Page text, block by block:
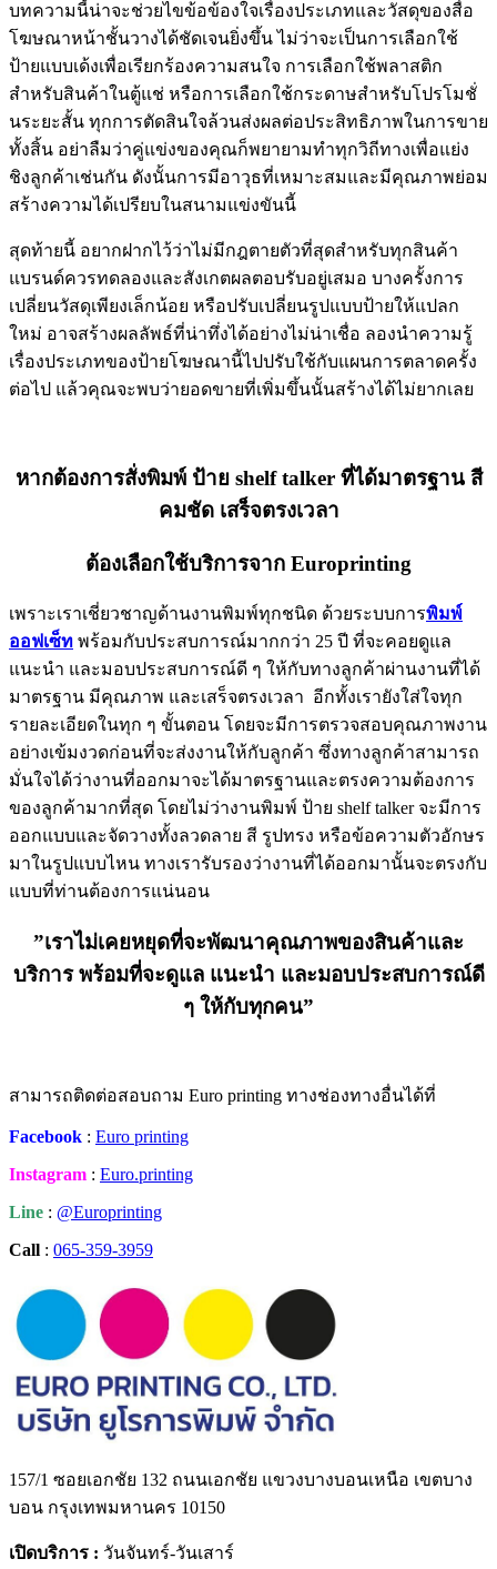
บทความนี้น่าจะช่วยไขข้อข้องใจเรื่องประเภทและวัสดุของสื่อ
โฆษณาหน้าชั้นวางได้ชัดเจนยิ่งขึ้น ไม่ว่าจะเป็นการเลือกใช้
ป้ายแบบเด้งเพื่อเรียกร้องความสนใจ การเลือกใช้พลาสติก
สำหรับสินค้าในตู้แช่ หรือการเลือกใช้กระดาษสำหรับโปรโมชั่
นระยะสั้น ทุกการตัดสินใจล้วนส่งผลต่อประสิทธิภาพในการขาย
ทั้งสิ้น อย่าลืมว่าคู่แข่งของคุณก็พยายามทำทุกวิถีทางเพื่อแย่ง
ชิงลูกค้าเช่นกัน ดังนั้นการมีอาวุธที่เหมาะสมและมีคุณภาพย่อม
สร้างความได้เปรียบในสนามแข่งขันนี้
สุดท้ายนี้ อยากฝากไว้ว่าไม่มีกฎตายตัวที่สุดสำหรับทุกสินค้า
แบรนด์ควรทดลองและสังเกตผลตอบรับอยู่เสมอ บางครั้งการ
เปลี่ยนวัสดุเพียงเล็กน้อย หรือปรับเปลี่ยนรูปแบบป้ายให้แปลก
ใหม่ อาจสร้างผลลัพธ์ที่น่าทึ่งได้อย่างไม่น่าเชื่อ ลองนำความรู้
เรื่องประเภทของป้ายโฆษณานี้ไปปรับใช้กับแผนการตลาดครั้ง
ต่อไป แล้วคุณจะพบว่ายอดขายที่เพิ่มขึ้นนั้นสร้างได้ไม่ยากเลย
หากต้องการสั่งพิมพ์ ป้าย shelf talker ที่ได้มาตรฐาน สี
คมชัด เสร็จตรงเวลา
ต้องเลือกใช้บริการจาก Europrinting
เพราะเราเชี่ยวชาญด้านงานพิมพ์ทุกชนิด ด้วยระบบการพิมพ์
ออฟเซ็ท พร้อมกับประสบการณ์มากกว่า 25 ปี ที่จะคอยดูแล
แนะนำ และมอบประสบการณ์ดี ๆ ให้กับทางลูกค้าผ่านงานที่ได้
มาตรฐาน มีคุณภาพ และเสร็จตรงเวลา อีกทั้งเรายังใส่ใจทุก
รายละเอียดในทุก ๆ ขั้นตอน โดยจะมีการตรวจสอบคุณภาพงาน
อย่างเข้มงวดก่อนที่จะส่งงานให้กับลูกค้า ซึ่งทางลูกค้าสามารถ
มั่นใจได้ว่างานที่ออกมาจะได้มาตรฐานและตรงความต้องการ
ของลูกค้ามากที่สุด โดยไม่ว่างานพิมพ์ ป้าย shelf talker จะมีการ
ออกแบบและจัดวางทั้งลวดลาย สี รูปทรง หรือข้อความตัวอักษร
มาในรูปแบบไหน ทางเรารับรองว่างานที่ได้ออกมานั้นจะตรงกับ
แบบที่ท่านต้องการแน่นอน
”เราไม่เคยหยุดที่จะพัฒนาคุณภาพของสินค้าและ
บริการ พร้อมที่จะดูแล แนะนำ และมอบประสบการณ์ดี
ๆ ให้กับทุกคน”
สามารถติดต่อสอบถาม Euro printing ทางช่องทางอื่นได้ที่
Facebook : Euro printing
Instagram : Euro.printing
Line : @Europrinting
Call : 065-359-3959
157/1 ซอยเอกชัย 132 ถนนเอกชัย แขวงบางบอนเหนือ เขตบาง
บอน กรุงเทพมหานคร 10150
เปิดบริการ : วันจันทร์-วันเสาร์